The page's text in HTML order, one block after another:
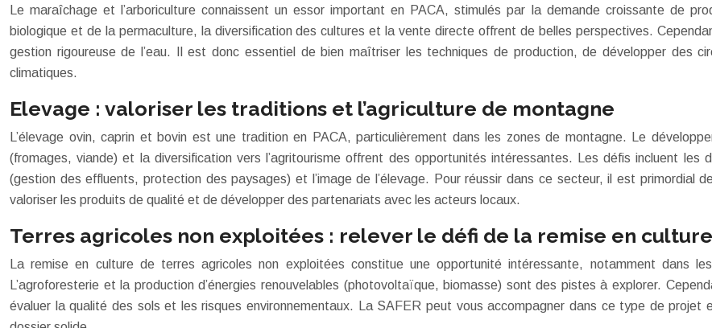
Le maraîchage et l’arboriculture connaissent un essor important en PACA, stimulés par la demande croissante de
biologique et de la permaculture, la diversification des cultures et la vente directe offrent de belles perspectives.
gestion rigoureuse de l’eau. Il est donc essentiel de bien maîtriser les techniques de production, de développer des
climatiques.
Elevage : valoriser les traditions et l’agriculture de montagne
L’élevage ovin, caprin et bovin est une tradition en PACA, particulièrement dans les zones de montagne. Le
(fromages, viande) et la diversification vers l’agritourisme offrent des opportunités intéressantes. Les défis incluent les
(gestion des effluents, protection des paysages) et l’image de l’élevage. Pour réussir dans ce secteur, il est primordial
valoriser les produits de qualité et de développer des partenariats avec les acteurs locaux.
Terres agricoles non exploitées : relever le défi de la remise en culture
La remise en culture de terres agricoles non exploitées constitue une opportunité intéressante, notamment dans
L’agroforesterie et la production d’énergies renouvelables (photovoltaïque, biomasse) sont des pistes à explorer.
évaluer la qualité des sols et les risques environnementaux. La SAFER peut vous accompagner dans ce type de